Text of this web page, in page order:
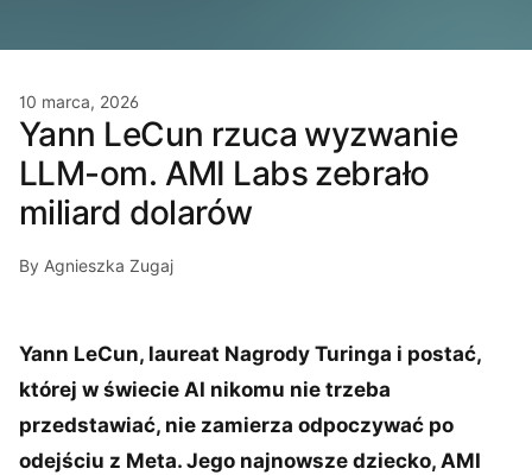
10 marca, 2026
Yann LeCun rzuca wyzwanie
LLM-om. AMI Labs zebrało
miliard dolarów
By Agnieszka Zugaj
Yann LeCun, laureat Nagrody Turinga i postać,
której w świecie AI nikomu nie trzeba
przedstawiać, nie zamierza odpoczywać po
odejściu z Meta. Jego najnowsze dziecko, AMI